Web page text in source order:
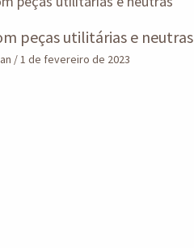
peças utilitárias e neutras
/1 de fevereiro de 2023